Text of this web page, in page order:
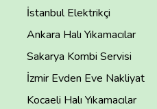
İstanbul Elektrikçi
Ankara Halı Yıkamacılar
Sakarya Kombi Servisi
İzmir Evden Eve Nakliyat
Kocaeli Halı Yıkamacılar